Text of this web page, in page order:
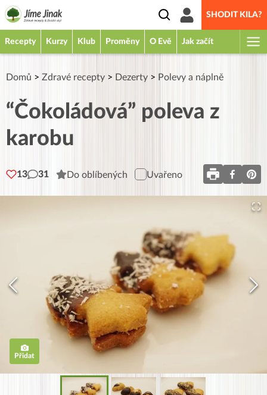
SHODIT KILA?
Recepty Kurzy Klub Proměny O Evě Jak začít
Domů > Zdravé recepty > Dezerty > Polevy a náplně
“Čokoládová” poleva z
karobu
13 31 Do oblíbených Uvařeno
Přidat